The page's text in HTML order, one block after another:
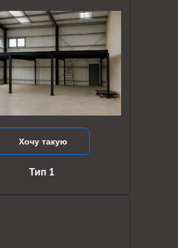
Хочу такую
Тип 1